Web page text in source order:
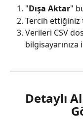
"Dışa Aktar"
Tercih ettiğiniz
Verileri CSV
Detaylı